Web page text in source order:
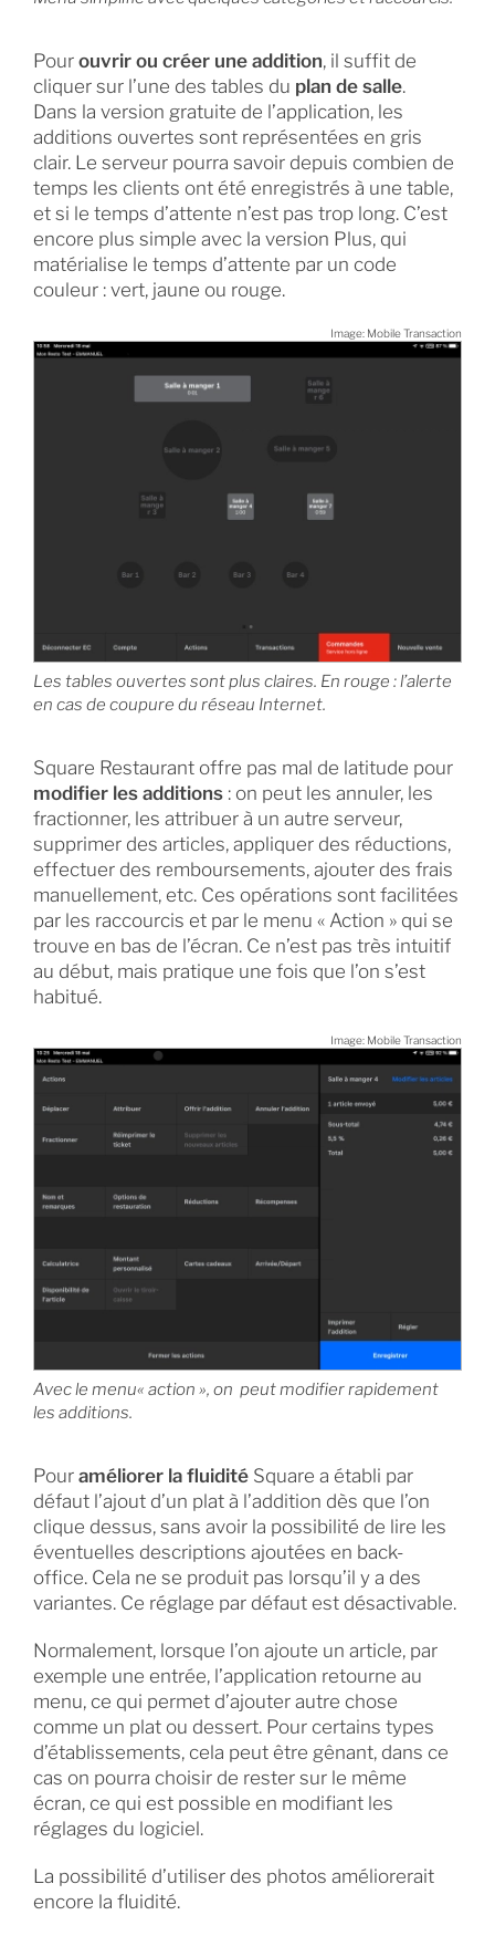
Pour ouvrir ou créer une addition, il suffit de
cliquer sur l’une des tables du plan de salle.
Dans la version gratuite de l’application, les
additions ouvertes sont représentées en gris
clair. Le serveur pourra savoir depuis combien de
temps les clients ont été enregistrés à une table,
et si le temps d’attente n’est pas trop long. C’est
encore plus simple avec la version Plus, qui
matérialise le temps d’attente par un code
couleur : vert, jaune ou rouge.
Image: Mobile Transaction
Les tables ouvertes sont plus claires. En rouge : l’alerte
en cas de coupure du réseau Internet.
Square Restaurant offre pas mal de latitude pour
modifier les additions: on peut les annuler, les
fractionner, les attribuer à un autre serveur,
supprimer des articles, appliquer des réductions,
effectuer des remboursements, ajouter des frais
manuellement, etc. Ces opérations sont facilitées
par les raccourcis et par le menu « Action » qui se
trouve en bas de l’écran. Ce n’est pas très intuitif
au début, mais pratique une fois que l’on s’est
habitué.
Image: Mobile Transaction
Avec le menu« action », on peut modifier rapidement
les additions.
Pour améliorer la fluiditéSquare a établi par
défaut l’ajout d’un plat à l’addition dès que l’on
clique dessus, sans avoir la possibilité de lire les
éventuelles descriptions ajoutées en back-
office. Cela ne se produit pas lorsqu’il y a des
variantes. Ce réglage par défaut est désactivable.
Normalement, lorsque l’on ajoute un article, par
exemple une entrée, l’application retourne au
menu, ce qui permet d’ajouter autre chose
comme un plat ou dessert. Pour certains types
d’établissements, cela peut être gênant, dans ce
cas on pourra choisir de rester sur le même
écran, ce qui est possible en modifiant les
réglages du logiciel.
La possibilité d’utiliser des photos améliorerait
encore la fluidité.